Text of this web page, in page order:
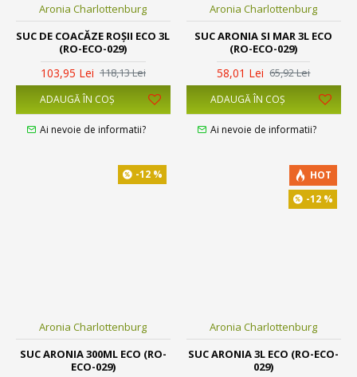
Aronia Charlottenburg
SUC DE COACĂZE ROȘII ECO 3L
(RO-ECO-029)
103,95 Lei 118,13 Lei
ADAUGĂ ÎN COŞ
Ai nevoie de informatii?
Aronia Charlottenburg
SUC ARONIA SI MAR 3L ECO
(RO-ECO-029)
58,01 Lei 65,92 Lei
ADAUGĂ ÎN COŞ
Ai nevoie de informatii?
-12 %
Aronia Charlottenburg
SUC ARONIA 300ML ECO (RO-
ECO-029)
HOT
-12 %
Aronia Charlottenburg
SUC ARONIA 3L ECO (RO-ECO-
029)